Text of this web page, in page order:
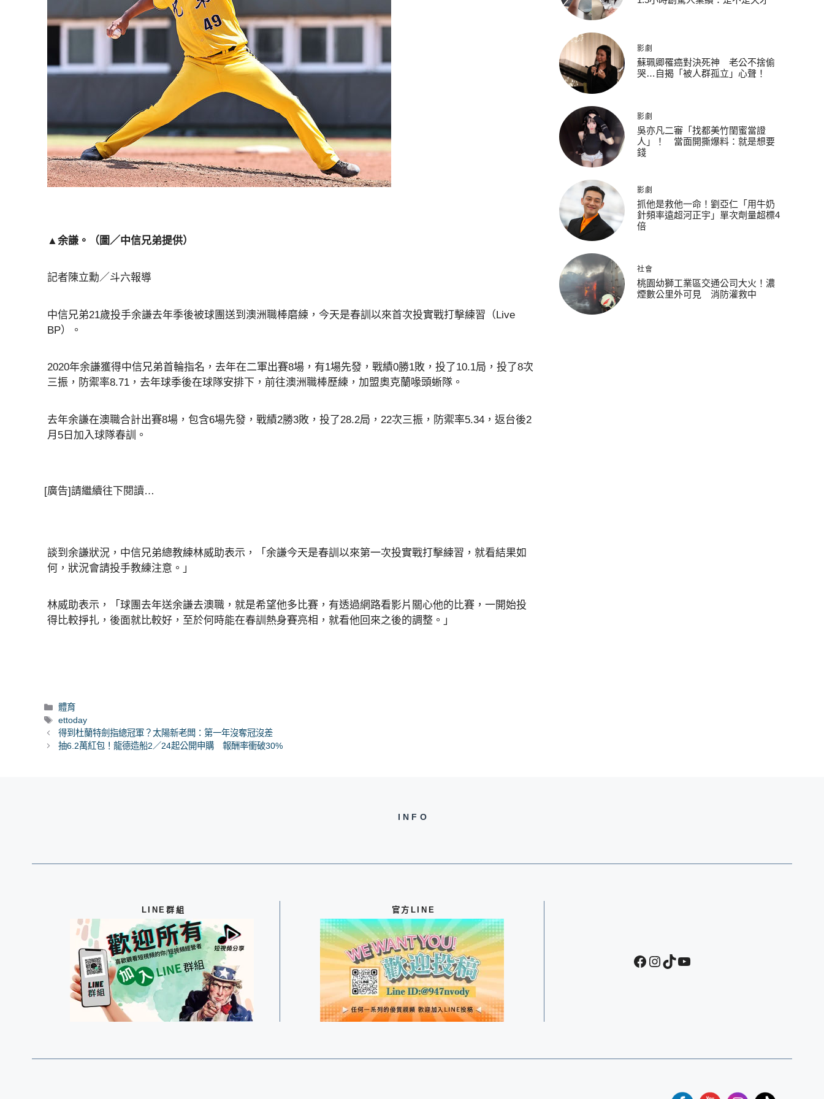
▲余謙。（圖／中信兄弟提供）
記者陳立勳／斗六報導
中信兄弟21歲投手余謙去年季後被球團送到澳洲職棒磨練，今天是春訓以來首次投實戰打擊練習（Live
BP）。
2020年余謙獲得中信兄弟首輪指名，去年在二軍出賽8場，有1場先發，戰績0勝1敗，投了10.1局，投了8次
三振，防禦率8.71，去年球季後在球隊安排下，前往澳洲職棒歷練，加盟奧克蘭喙頭蜥隊。
去年余謙在澳職合計出賽8場，包含6場先發，戰績2勝3敗，投了28.2局，22次三振，防禦率5.34，返台後2
月5日加入球隊春訓。
[廣告]請繼續往下閱讀…
談到余謙狀況，中信兄弟總教練林威助表示，「余謙今天是春訓以來第一次投實戰打擊練習，就看結果如
何，狀況會請投手教練注意。」
林威助表示，「球團去年送余謙去澳職，就是希望他多比賽，有透過網路看影片關心他的比賽，一開始投
得比較掙扎，後面就比較好，至於何時能在春訓熱身賽亮相，就看他回來之後的調整。」
分
類
體育
標
籤
ettoday
得到杜蘭特劍指總冠軍？太陽新老闆：第一年沒奪冠沒差
抽6.2萬紅包！龍德造船2／24起公開申購 報酬率衝破30%
影劇
蘇珮卿罹癌對決死神 老公不捨偷
哭…自揭「被人群孤立」心聲！
影劇
吳亦凡二審「找都美竹閨蜜當證
人」！ 當面開撕爆料：就是想要
錢
影劇
抓他是救他一命！劉亞仁「用牛奶
針頻率遠超河正宇」單次劑量超標4
倍
社會
桃園幼獅工業區交通公司大火！濃
煙數公里外可見 消防灌救中
INFO
LINE群組 官方LINE
Facebook
Instagram
TikTokYouTube